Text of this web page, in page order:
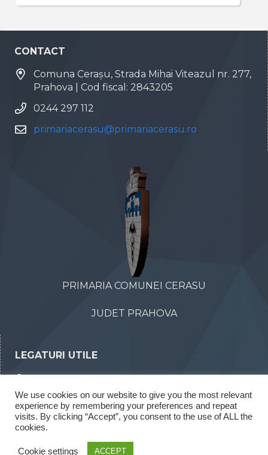
CONTACT
Comuna Cerașu, Strada Mihai Viteazul nr. 277,
Prahova | Cod fiscal: 2843205
0244 297 112
primariacerasu@primariacerasu.ro
PRIMARIA COMUNEI CERASU
JUDET PRAHOVA
LEGATURI UTILE
Declaratii de interese
Rapoarte legea 52/2003
We use cookies on our website to give you the most relevant
experience by remembering your preferences and repeat
visits. By clicking “Accept”, you consent to the use of ALL the
cookies.
Cookie settings ACCEPT